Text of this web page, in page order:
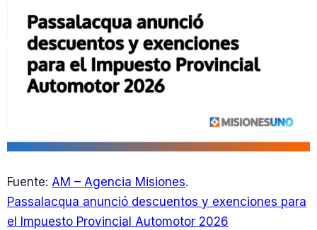
Fuente: AM – Agencia Misiones.
Passalacqua anunció descuentos y exenciones para
el Impuesto Provincial Automotor 2026